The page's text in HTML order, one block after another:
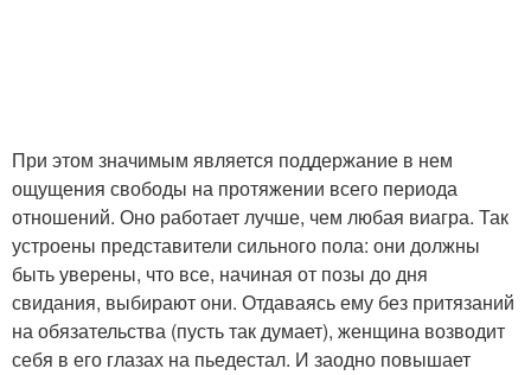
При этом значимым является поддержание в нем
ощущения свободы на протяжении всего периода
отношений. Оно работает лучше, чем любая виагра. Так
устроены представители сильного пола: они должны
быть уверены, что все, начиная от позы до дня
свидания, выбирают они. Отдаваясь ему без притязаний
на обязательства (пусть так думает), женщина возводит
себя в его глазах на пьедестал. И заодно повышает